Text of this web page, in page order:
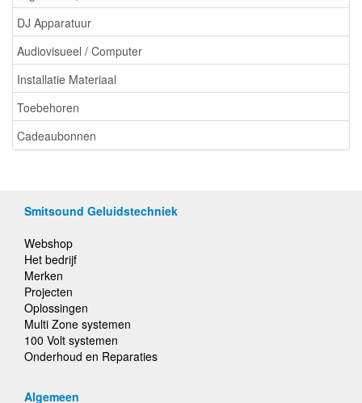
DJ Apparatuur
Audiovisueel / Computer
Installatie Materiaal
Toebehoren
Cadeaubonnen
Smitsound Geluidstechniek
Webshop
Het bedrijf
Merken
Projecten
Oplossingen
Multi Zone systemen
100 Volt systemen
Onderhoud en Reparaties
Algemeen